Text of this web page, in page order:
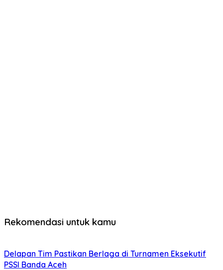
Rekomendasi untuk kamu
Delapan Tim Pastikan Berlaga di Turnamen Eksekutif
PSSI Banda Aceh